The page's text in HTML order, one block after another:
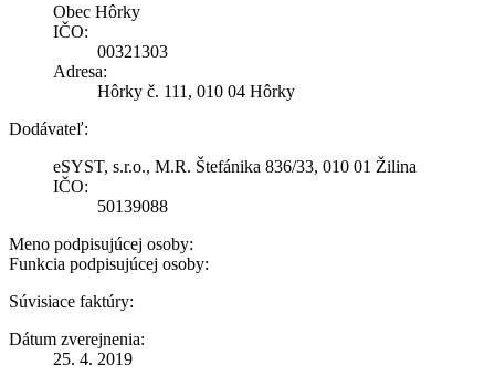
Obec Hôrky
IČO:
00321303
Adresa:
Hôrky č. 111, 010 04 Hôrky
Dodávateľ:
eSYST, s.r.o., M.R. Štefánika 836/33, 010 01 Žilina
IČO:
50139088
Meno podpisujúcej osoby:
Funkcia podpisujúcej osoby:
Súvisiace faktúry:
Dátum zverejnenia:
25. 4. 2019